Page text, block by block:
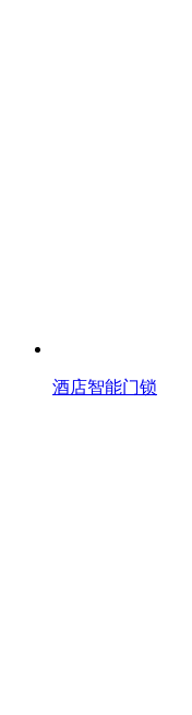
酒店智能门锁